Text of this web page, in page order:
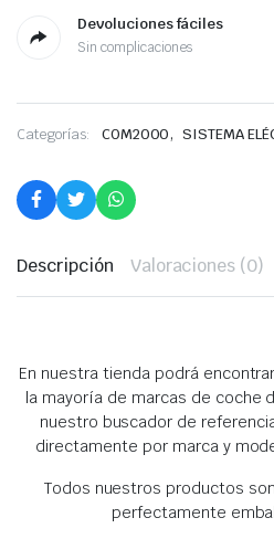
Devoluciones fáciles
Sin complicaciones
Categorías: COM2000, SISTEMA
Descripción Valoraciones (0)
En nuestra tienda podrá
la mayoría de marcas de coche
nuestro buscador de
directamente por marca y
Todos nuestros productos son
perfectamente